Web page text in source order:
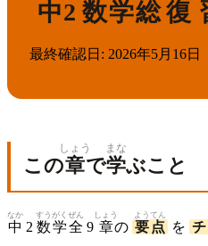
中2 数学総復
最終確認日 : 2026年5月16日
この章
しょう
で学
まな
ぶこと
中
なか
2 数学
すうがく
全
ぜん
9 章
しょう
の 要点
ようてん
を